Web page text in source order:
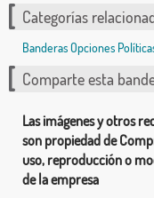
Categorías
Banderas Opciones
Comparte esta
Las imágenes y otros
son propiedad de
uso, reproducción o
de la empresa